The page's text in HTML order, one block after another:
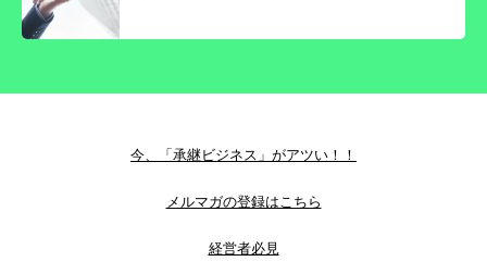
今、「承継ビジネス」がアツい！！
メルマガの登録はこちら
経営者必見